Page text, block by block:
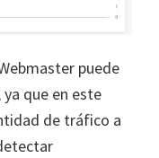
puede
que en este
de tráfico a